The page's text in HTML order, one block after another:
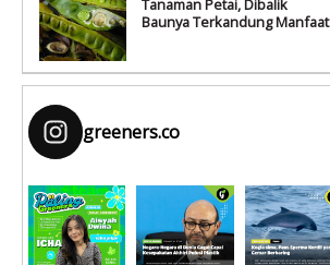
Tanaman Petai, Dibalik
Baunya Terkandung Manfaat
greeners.co